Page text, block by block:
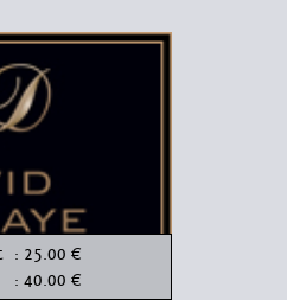
: 25.00 €
: 40.00 €